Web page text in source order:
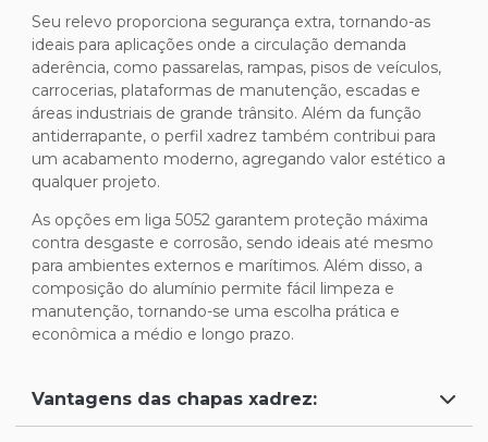
Seu relevo proporciona segurança extra, tornando-as
ideais para aplicações onde a circulação demanda
aderência, como passarelas, rampas, pisos de veículos,
carrocerias, plataformas de manutenção, escadas e
áreas industriais de grande trânsito. Além da função
antiderrapante, o perfil xadrez também contribui para
um acabamento moderno, agregando valor estético a
qualquer projeto.
As opções em liga 5052 garantem proteção máxima
contra desgaste e corrosão, sendo ideais até mesmo
para ambientes externos e marítimos. Além disso, a
composição do alumínio permite fácil limpeza e
manutenção, tornando-se uma escolha prática e
econômica a médio e longo prazo.
Vantagens das chapas xadrez: